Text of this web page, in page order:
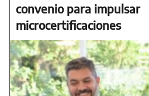
convenio para impulsar
microcertificaciones